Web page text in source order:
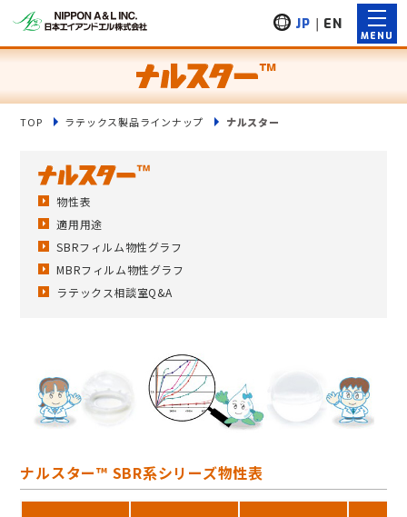
JP ｜ EN
TOP ラテックス製品ラインナップ ナルスター
物性表
適用用途
SBRフィルム物性グラフ
MBRフィルム物性グラフ
ラテックス相談室Q&A
ナルスター™ SBR系シリーズ物性表